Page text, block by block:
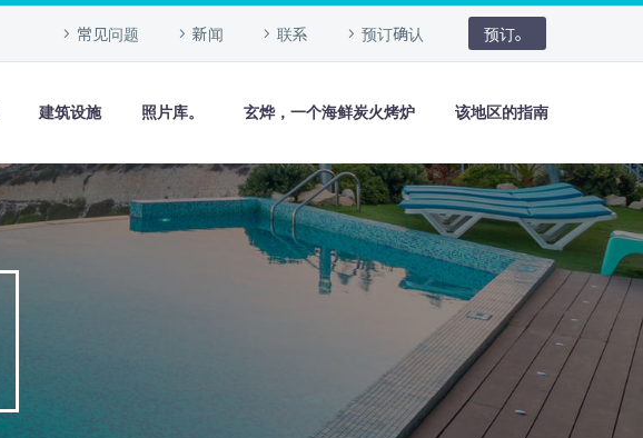
常见问题 新闻 联系 预订确认 预订。
建筑设施 照片库。 玄烨，一个海鲜炭火烤炉 该地区的指南